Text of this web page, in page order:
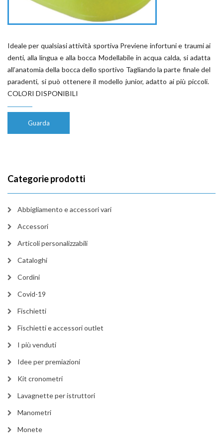
Ideale per qualsiasi attività sportiva Previene infortuni e traumi ai
denti, alla lingua e alla bocca Modellabile in acqua calda, si adatta
all’anatomia della bocca dello sportivo Tagliando la parte finale del
paradenti, si può ottenere il modello junior, adatto ai più piccoli.
COLORI DISPONIBILI
Guarda
Categorie prodotti
Abbigliamento e accessori vari
Accessori
Articoli personalizzabili
Cataloghi
Cordini
Covid-19
Fischietti
Fischietti e accessori outlet
I più venduti
Idee per premiazioni
Kit cronometri
Lavagnette per istruttori
Manometri
Monete